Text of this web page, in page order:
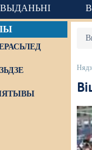
ВЫДАНЬНІ